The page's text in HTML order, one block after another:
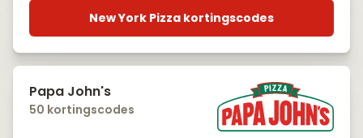
New York Pizza kortingscodes
Papa John's
50 kortingscodes